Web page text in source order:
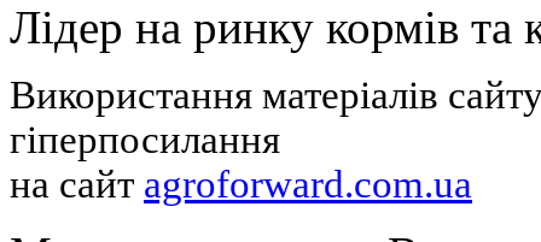
Лідер на ринку кормів та
Використання матеріалів
гіперпосилання
на сайт agroforward.com.ua